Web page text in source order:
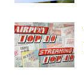
Kabelnet
Veendam
Ultra
HD